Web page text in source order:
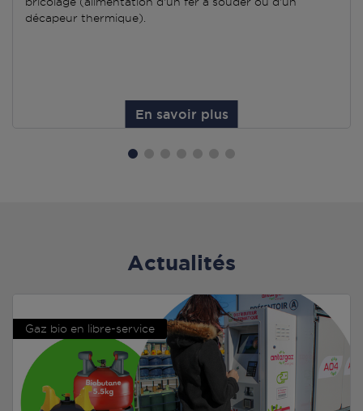
décapeur thermique).
En savoir plus
Actualités
Gaz bio en libre-service